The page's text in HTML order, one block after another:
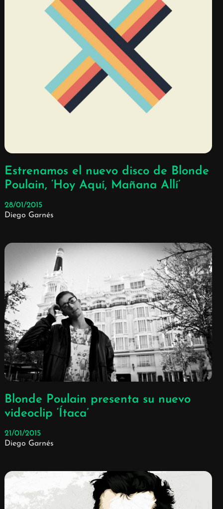
Estrenamos el nuevo disco de Blonde
Poulain, ‘Hoy Aquí, Mañana Allí’
28/01/2015
Diego Garnés
Blonde Poulain presenta su nuevo
videoclip ‘Ítaca’
21/01/2015
Diego Garnés